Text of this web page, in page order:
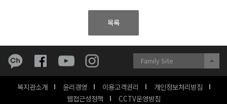
목록
복지관소개 윤리경영 이용고객권리
개인정보처리방침
웹접근성정책
CCTV운영방침
Family Site